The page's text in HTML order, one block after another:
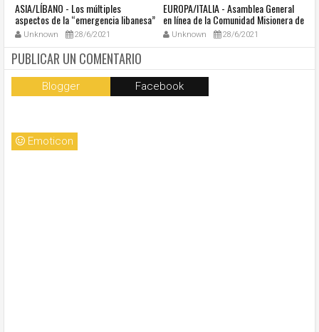
ASIA/LÍBANO - Los múltiples
aspectos de la “emergencia libanesa”
al centro de la cumbre eclesial
convocada por el Papa Francisco
Unknown 28/6/2021
EUROPA/ITALIA - Asamblea General
en línea de la Comunidad Misionera de
Villaregia
Unknown 28/6/2021
PUBLICAR UN COMENTARIO
Blogger Facebook
Emoticon